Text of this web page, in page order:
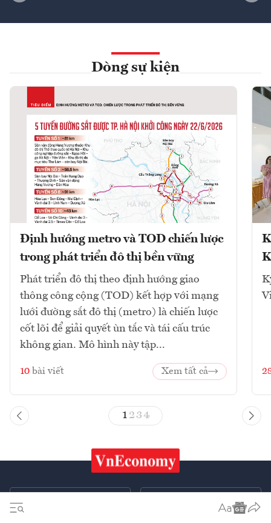
Dòng sự kiện
Định hướng metro và TOD chiến lược
trong phát triển đô thị bền vững
Phát triển đô thị theo định hướng giao
thông công cộng (TOD) kết hợp với mạng
lưới đường sắt đô thị (metro) là chiến lược
cốt lõi để giải quyết ùn tắc và tái cấu trúc
không gian. Mô hình này tập...
10 bài viết Xem tất cả
1 23 4